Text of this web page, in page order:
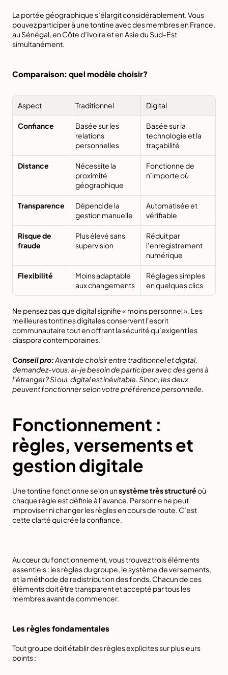
La portée géographique s’élargit considérablement. Vous
pouvez participer à une tontine avec des membres en France,
au Sénégal, en Côte d’Ivoire et en Asie du Sud-Est
simultanément.
Comparaison: quel modèle choisir?
Aspect Traditionnel Digital
Confiance
Basée sur les
relations
personnelles
Basée sur la
technologie et la
traçabilité
Distance
Nécessite la
proximité
géographique
Fonctionne de
n’importe où
Transparence
Dépend de la
gestion manuelle
Automatisée et
vérifiable
Risque de
fraude
Plus élevé sans
supervision
Réduit par
l’enregistrement
numérique
Flexibilité
Moins adaptable
aux changements
Réglages simples
en quelques clics
Ne pensez pas que digital signifie « moins personnel ». Les
meilleures tontines digitales conservent l’esprit
communautaire tout en offrant la sécurité qu’exigent les
diaspora contemporaines.
Conseil pro:Avant de choisir entre traditionnel et digital,
demandez-vous: ai-je besoin de participer avec des gens à
l’étranger? Si oui, digital est inévitable. Sinon, les deux
peuvent fonctionner selon votre préférence personnelle.
Fonctionnement :
règles, versements et
gestion digitale
Une tontine fonctionne selon un système très structuré où
chaque règle est définie à l’avance. Personne ne peut
improviser ni changer les règles en cours de route. C’est
cette clarté qui crée la confiance.
Au cœur du fonctionnement, vous trouvez trois éléments
essentiels : les règles du groupe, le système de versements,
et la méthode de redistribution des fonds. Chacun de ces
éléments doit être transparent et accepté par tous les
membres avant de commencer.
Les règles fondamentales
Tout groupe doit établir des règles explicites sur plusieurs
points :